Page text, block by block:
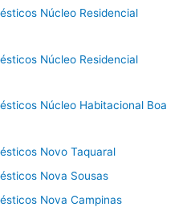
Núcleo Residencial
Núcleo Residencial
Núcleo Habitacional Boa
Novo Taquaral
Nova Sousas
Nova Campinas